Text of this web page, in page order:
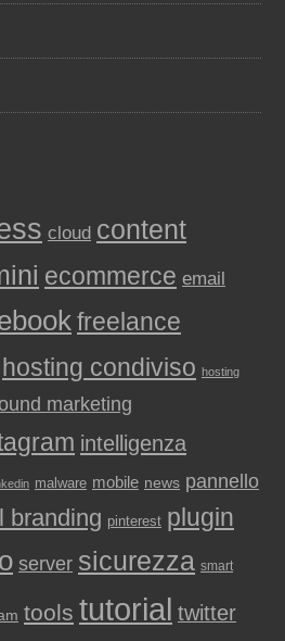
cloud content
ecommerce email
freelance
hosting condiviso hosting
marketing
intelligenza
malware mobile news pannello
branding pinterest plugin
server sicurezza smart
tools tutorial twitter